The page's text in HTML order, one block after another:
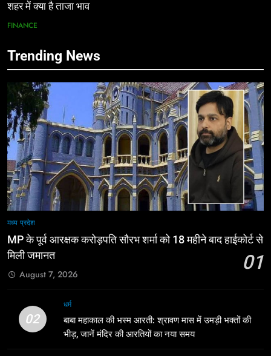
शहर में क्या है ताजा भाव
FINANCE
Trending News
मध्य प्रदेश
MP के पूर्व आरक्षक करोड़पति सौरभ शर्मा को 18 महीने बाद हाईकोर्ट से
मिली जमानत
01
August 7, 2026
02
धर्म
बाबा महाकाल की भस्म आरती: श्रावण मास में उमड़ी भक्तों की
भीड़, जानें मंदिर की आरतियों का नया समय